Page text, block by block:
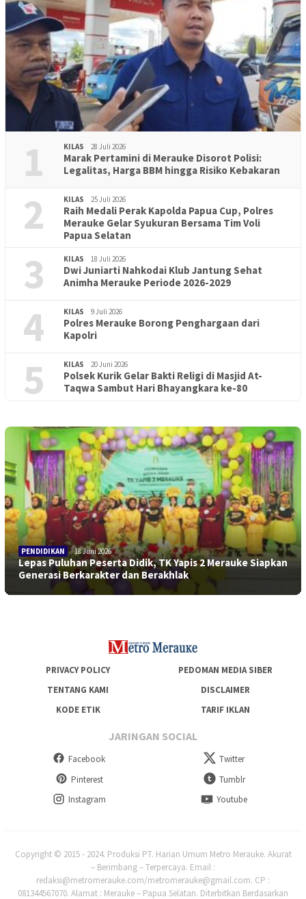
1 KILAS 28 Juli 2026
Marak Pertamini di Merauke Disorot Polisi:
Legalitas, Harga BBM hingga Risiko Kebakaran
2 KILAS 25 Juli 2026
Raih Medali Perak Kapolda Papua Cup, Polres
Merauke Gelar Syukuran Bersama Tim Voli
Papua Selatan
3 KILAS 18 Juli 2026
Dwi Juniarti Nahkodai Klub Jantung Sehat
Animha Merauke Periode 2026-2029
4 KILAS 9 Juli 2026
Polres Merauke Borong Penghargaan dari
Kapolri
5 KILAS 20 Juni 2026
Polsek Kurik Gelar Bakti Religi di Masjid At-
Taqwa Sambut Hari Bhayangkara ke-80
PENDIDIKAN 18 Juni 2026
Lepas Puluhan Peserta Didik, TK Yapis 2 Merauke Siapkan
Generasi Berkarakter dan Berakhlak
PRIVACY POLICY
PEDOMAN MEDIA SIBER
TENTANG KAMI
DISCLAIMER
KODE ETIK
TARIF IKLAN
JARINGAN SOCIAL
Facebook
Twitter
Pinterest
Tumblr
Instagram
Youtube
Copyright © 2015 - 2024. Produksi PT. Harian Umum Metro Merauke. Akurat
– Berimbang – Terpercaya. Email :
redaksi@metromerauke.com/metromerauke@gmail.com. CP :
081344567070. Alamat : Merauke – Papua Selatan. Diterbitkan Berdasarkan